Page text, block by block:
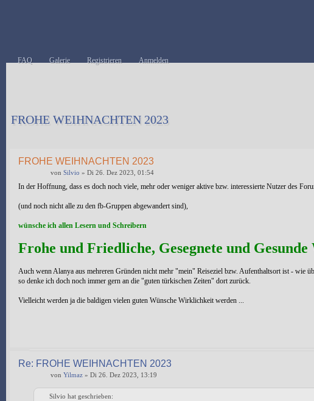
FAQ Galerie Registrieren Anmelden
FROHE WEIHNACHTEN 2023
FROHE WEIHNACHTEN 2023
von Silvio » Di 26. Dez 2023, 01:54
In der Hoffnung, dass es doch noch viele, mehr oder weniger aktive bzw. interessierte Nutzer des
(und noch nicht alle zu den fb-Gruppen abgewandert sind),
wünsche ich allen Lesern und Schreibern
Frohe und Friedliche, Gesegnete und Gesunde
Auch wenn Alanya aus mehreren Gründen nicht mehr "mein" Reiseziel bzw. Aufenthaltsort ist - wie
so denke ich doch noch immer gern an die "guten türkischen Zeiten" dort zurück.
Vielleicht werden ja die baldigen vielen guten Wünsche Wirklichkeit werden ...
Re: FROHE WEIHNACHTEN 2023
von Yilmaz » Di 26. Dez 2023, 13:19
Silvio hat geschrieben: